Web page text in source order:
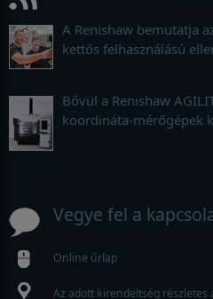
A Renishaw bemutatja
kettős felhasználású
Bővül a Renishaw
koordináta-mérőgépek
Vegye fel a
Online űrlap
Az adott kirendeltség részletes